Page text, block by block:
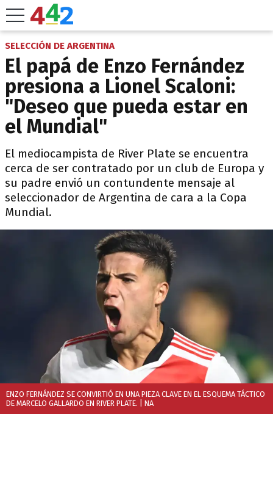
SELECCIÓN DE ARGENTINA
El papá de Enzo Fernández
presiona a Lionel Scaloni:
"Deseo que pueda estar en
el Mundial"
El mediocampista de River Plate se encuentra
cerca de ser contratado por un club de Europa y
su padre envió un contundente mensaje al
seleccionador de Argentina de cara a la Copa
Mundial.
ENZO FERNÁNDEZ SE CONVIRTIÓ EN UNA PIEZA CLAVE EN EL ESQUEMA TÁCTICO
DE MARCELO GALLARDO EN RIVER PLATE. | NA